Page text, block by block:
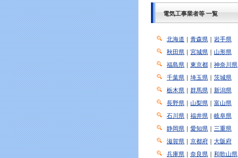
電気工事業者等 一覧
北海道 青森県
岩手県
秋田県
宮城県
山形県
福島県
東京都
神奈川県
千葉県
埼玉県
茨城県
栃木県
群馬県
新潟県
長野県
山梨県
富山県
石川県
福井県
岐阜県
静岡県
愛知県
三重県
滋賀県
京都府
大阪府
兵庫県
奈良県
和歌山県